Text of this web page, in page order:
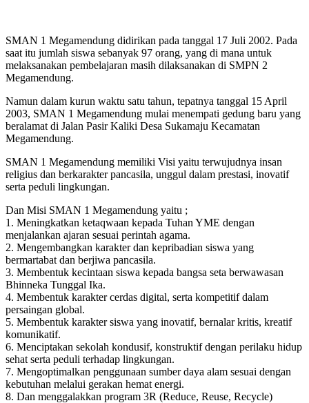
SMAN 1 Megamendung didirikan pada tanggal 17 Juli 2002. Pada
saat itu jumlah siswa sebanyak 97 orang, yang di mana untuk
melaksanakan pembelajaran masih dilaksanakan di SMPN 2
Megamendung.
Namun dalam kurun waktu satu tahun, tepatnya tanggal 15 April
2003, SMAN 1 Megamendung mulai menempati gedung baru yang
beralamat di Jalan Pasir Kaliki Desa Sukamaju Kecamatan
Megamendung.
SMAN 1 Megamendung memiliki Visi yaitu terwujudnya insan
religius dan berkarakter pancasila, unggul dalam prestasi, inovatif
serta peduli lingkungan.
Dan Misi SMAN 1 Megamendung yaitu ;
1. Meningkatkan ketaqwaan kepada Tuhan YME dengan
menjalankan ajaran sesuai perintah agama.
2. Mengembangkan karakter dan kepribadian siswa yang
bermartabat dan berjiwa pancasila.
3. Membentuk kecintaan siswa kepada bangsa seta berwawasan
Bhinneka Tunggal Ika.
4. Membentuk karakter cerdas digital, serta kompetitif dalam
persaingan global.
5. Membentuk karakter siswa yang inovatif, bernalar kritis, kreatif
komunikatif.
6. Menciptakan sekolah kondusif, konstruktif dengan perilaku hidup
sehat serta peduli terhadap lingkungan.
7. Mengoptimalkan penggunaan sumber daya alam sesuai dengan
kebutuhan melalui gerakan hemat energi.
8. Dan menggalakkan program 3R (Reduce, Reuse, Recycle)